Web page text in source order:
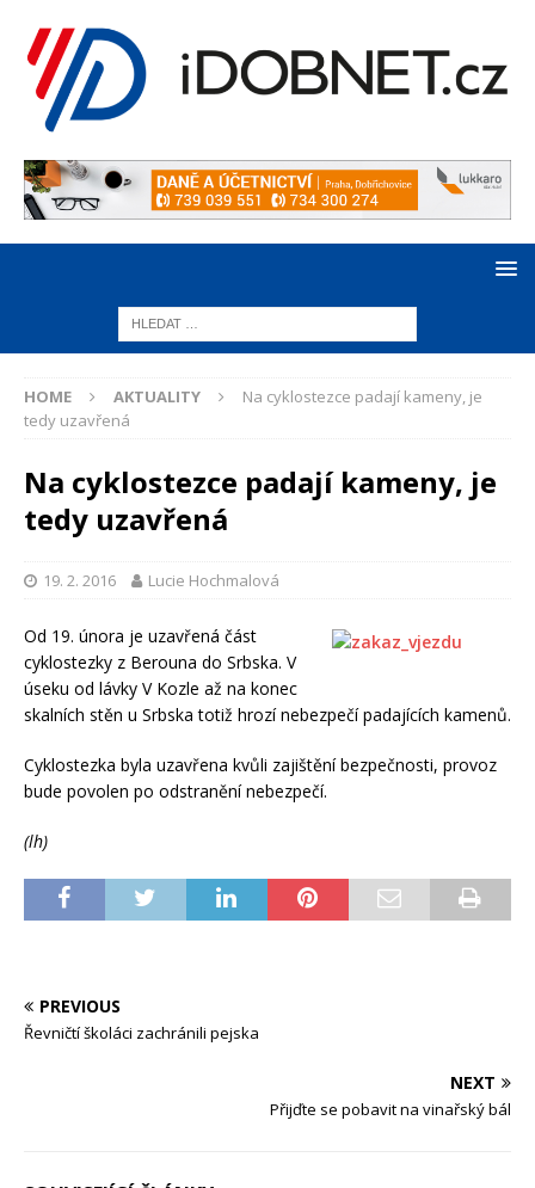
HOME AKTUALITY
Na cyklostezce padají kameny, je
tedy uzavřená
Na cyklostezce padají kameny, je
tedy uzavřená
19. 2. 2016 Lucie Hochmalová
Od 19. února je uzavřená část
cyklostezky z Berouna do Srbska. V
úseku od lávky V Kozle až na konec
skalních stěn u Srbska totiž hrozí nebezpečí padajících kamenů.
Cyklostezka byla uzavřena kvůli zajištění bezpečnosti, provoz
bude povolen po odstranění nebezpečí.
(lh)
PREVIOUS
Řevničtí školáci zachránili pejska
NEXT
Přijďte se pobavit na vinařský bál